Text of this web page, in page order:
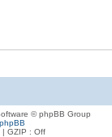
© phpBB Group
| GZIP : Off